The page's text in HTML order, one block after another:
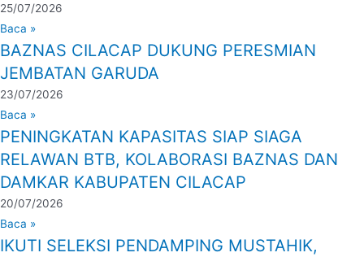
25/07/2026
Baca »
BAZNAS CILACAP DUKUNG PERESMIAN
JEMBATAN GARUDA
23/07/2026
Baca »
PENINGKATAN KAPASITAS SIAP SIAGA
RELAWAN BTB, KOLABORASI BAZNAS DAN
DAMKAR KABUPATEN CILACAP
20/07/2026
Baca »
IKUTI SELEKSI PENDAMPING MUSTAHIK,